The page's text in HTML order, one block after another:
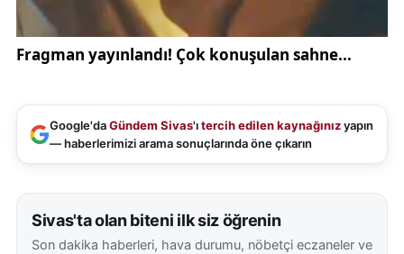
Google'daGündem Sivas'ıtercih edilen kaynağınızyapın
— haberlerimizi arama sonuçlarında öne çıkarın
Sivas'ta olan biteni ilk siz öğrenin
Son dakika haberleri, hava durumu, nöbetçi eczaneler ve